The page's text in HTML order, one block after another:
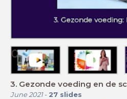
3. Gezonde voeding en de
June 2021- 27 slides